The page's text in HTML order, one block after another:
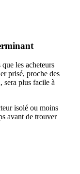
les acheteurs
prisé, proche des
sera plus facile à
isolé ou moins
avant de trouver